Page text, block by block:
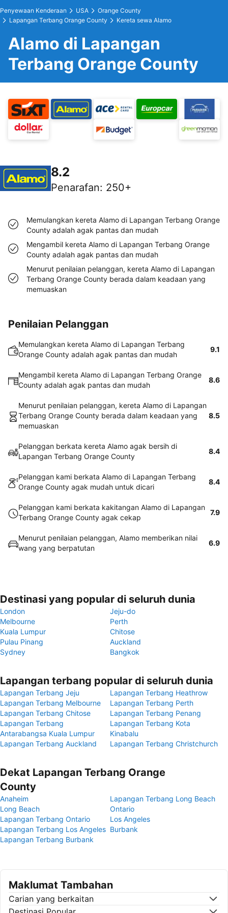
Penyewaan Kenderaan USA
Orange County
Lapangan Terbang Orange County
Kereta sewa Alamo
Alamo di Lapangan
Terbang Orange County
8.2
Penarafan: 250+
Memulangkan kereta Alamo di Lapangan Terbang Orange
County adalah agak pantas dan mudah
Mengambil kereta Alamo di Lapangan Terbang Orange
County adalah agak pantas dan mudah
Menurut penilaian pelanggan, kereta Alamo di Lapangan
Terbang Orange County berada dalam keadaan yang
memuaskan
Penilaian Pelanggan
Memulangkan kereta Alamo di Lapangan Terbang
Orange County adalah agak pantas dan mudah
9.1
Mengambil kereta Alamo di Lapangan Terbang Orange
County adalah agak pantas dan mudah
8.6
Menurut penilaian pelanggan, kereta Alamo di Lapangan
Terbang Orange County berada dalam keadaan yang
memuaskan
8.5
Pelanggan berkata kereta Alamo agak bersih di
Lapangan Terbang Orange County
8.4
Pelanggan kami berkata Alamo di Lapangan Terbang
Orange County agak mudah untuk dicari
8.4
Pelanggan kami berkata kakitangan Alamo di Lapangan
Terbang Orange County agak cekap
7.9
Menurut penilaian pelanggan, Alamo memberikan nilai
wang yang berpatutan
6.9
Destinasi yang popular di seluruh dunia
London
Jeju-do
Melbourne
Perth
Kuala Lumpur
Chitose
Pulau Pinang
Auckland
Sydney
Bangkok
Lapangan terbang popular di seluruh dunia
Lapangan Terbang Jeju
Lapangan Terbang Heathrow
Lapangan Terbang Melbourne
Lapangan Terbang Perth
Lapangan Terbang Chitose
Lapangan Terbang Penang
Lapangan Terbang
Antarabangsa Kuala Lumpur
Lapangan Terbang Kota
Kinabalu
Lapangan Terbang Auckland
Lapangan Terbang Christchurch
Dekat Lapangan Terbang Orange
County
Anaheim
Lapangan Terbang Long Beach
Long Beach
Ontario
Lapangan Terbang Ontario
Los Angeles
Lapangan Terbang Los Angeles Burbank
Lapangan Terbang Burbank
Maklumat Tambahan
Carian yang berkaitan